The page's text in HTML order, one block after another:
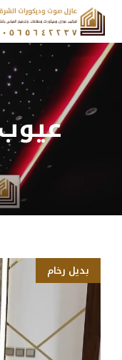
انتقل
إلى
المحتوى
بديل رخام